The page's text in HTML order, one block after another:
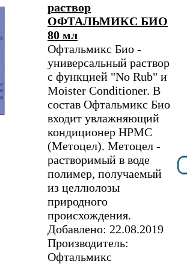
раствор
ОФТАЛЬМИКС БИО
80 мл
Офтальмикс Био -
универсальный раствор
с функцией "No Rub" и
Moister Conditioner. В
состав Офтальмикс Био
входит увлажняющий
кондиционер НРМС
(Метоцел). Метоцел -
растворимый в воде
полимер, получаемый
из целлюлозы
природного
происхождения.
Добавлено: 22.08.2019
Производитель:
Офтальмикс